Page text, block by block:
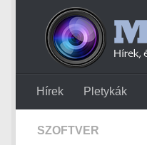
Hírek Pletykák
SZOFTVER